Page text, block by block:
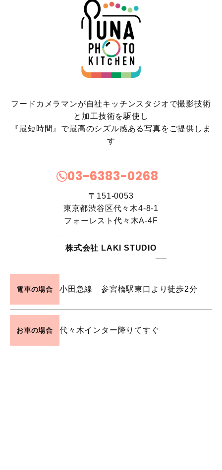
フードカメラマンが自社キッチンスタジオで撮影技術
と加工技術を駆使し
『最短時間』で最高のシズル感ある写真をご提供しま
す
03-6383-0268
〒151-0053
東京都渋谷区代々木4-8-1
フォーレスト代々木A-4F
株式会社 LAKI STUDIO
電車の場合 小田急線 参宮橋駅東口より徒歩2分
お車の場合 代々木インター降りてすぐ